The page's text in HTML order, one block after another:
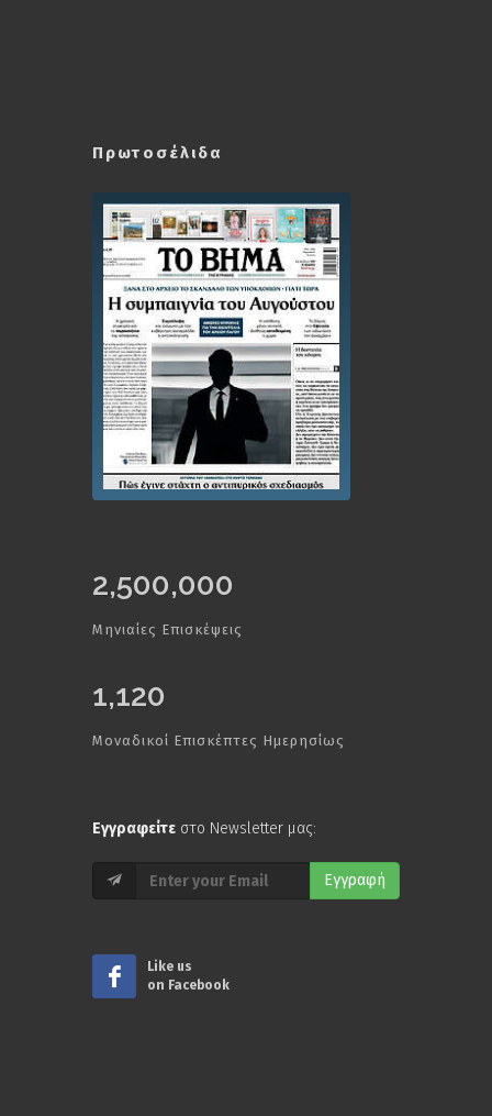
Πρωτοσέλιδα
2,500,000
Μηνιαίες Επισκέψεις
1,120
Μοναδικοί Επισκέπτες Ημερησίως
Εγγραφείτε στο Newsletter μας:
Εγγραφή
Like us
on Facebook